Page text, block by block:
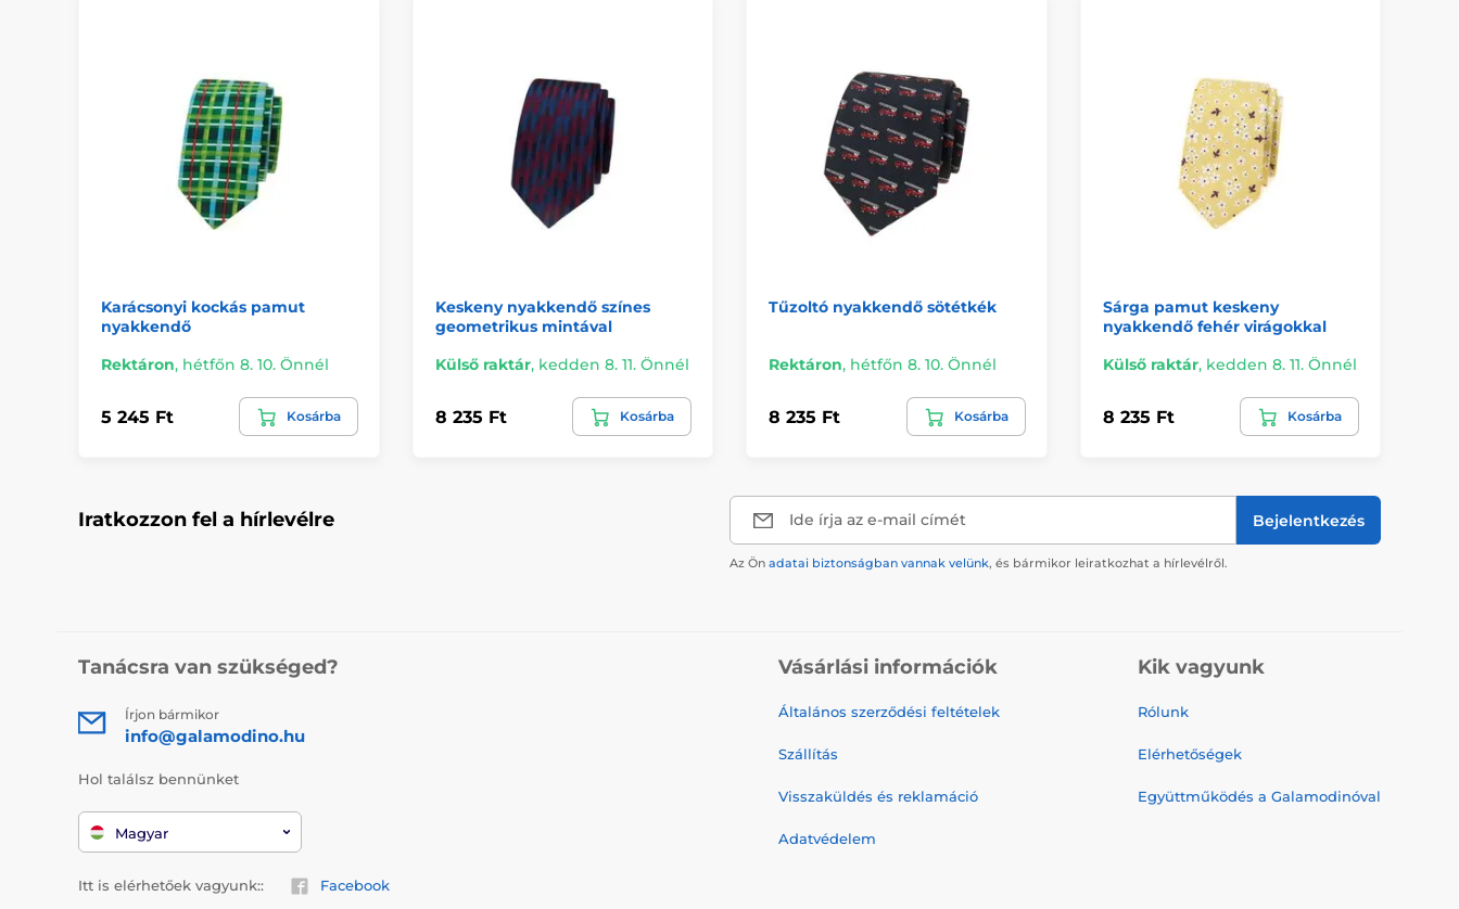
Karácsonyi kockás pamut
nyakkendő
Rektáron, hétfőn 8. 10. Önnél
5 245 Ft Kosárba
Keskeny nyakkendő színes
geometrikus mintával
Külső raktár, kedden 8. 11. Önnél
8 235 Ft Kosárba
Tűzoltó nyakkendő sötétkék
Rektáron, hétfőn 8. 10. Önnél
8 235 Ft Kosárba
Sárga pamut keskeny
nyakkendő fehér virágokkal
Külső raktár, kedden 8. 11. Önnél
8 235 Ft Kosárba
Iratkozzon fel a hírlevélre Ide írja az e-mail címét Bejelentkezés
Az Ön adatai biztonságban vannak velünk, és bármikor leiratkozhat a hírlevélről.
Tanácsra van szükséged?
Írjon bármikor
info@galamodino.hu
Hol találsz bennünket
Magyar
Itt is elérhetőek vagyunk:: Facebook
Vásárlási információk
Általános szerződési feltételek
Szállítás
Visszaküldés és reklamáció
Adatvédelem
Kik vagyunk
Rólunk
Elérhetőségek
Együttműködés a Galamodinóval